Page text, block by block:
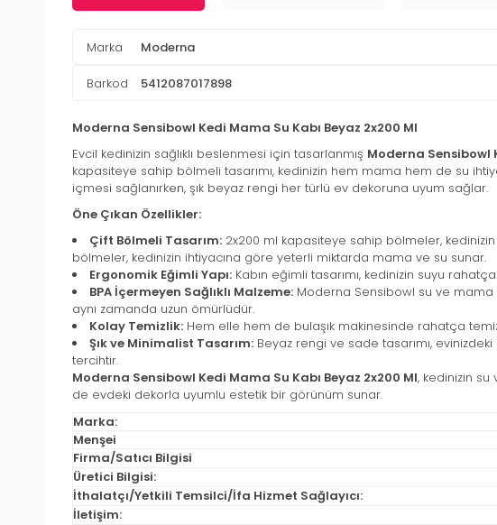
Marka Moderna
Barkod 5412087017898
Moderna Sensibowl Kedi Mama Su Kabı Beyaz 2x200 Ml
Evcil kedinizin sağlıklı beslenmesi için tasarlanmış Moderna Sensibowl
kapasiteye sahip bölmeli tasarımı, kedinizin hem mama hem de su
içmesi sağlanırken, şık beyaz rengi her türlü ev dekoruna uyum sağlar.
Öne Çıkan Özellikler:
Çift Bölmeli Tasarım: 2x200 ml kapasiteye sahip bölmeler, kedinizin
bölmeler, kedinizin ihtiyacına göre yeterli miktarda mama ve su sunar.
Ergonomik Eğimli Yapı: Kabın eğimli tasarımı, kedinizin suyu
BPA İçermeyen Sağlıklı Malzeme: Moderna Sensibowl su ve mama
aynı zamanda uzun ömürlüdür.
Kolay Temizlik: Hem elle hem de bulaşık makinesinde rahatça
Şık ve Minimalist Tasarım: Beyaz rengi ve sade tasarımı,
tercihtir.
Moderna Sensibowl Kedi Mama Su Kabı Beyaz 2x200 Ml, kedinizin su
de evdeki dekorla uyumlu estetik bir görünüm sunar.
Marka:
Menşei
Firma/Satıcı Bilgisi
Üretici Bilgisi:
İthalatçı/Yetkili Temsilci/İfa Hizmet Sağlayıcı:
İletişim: